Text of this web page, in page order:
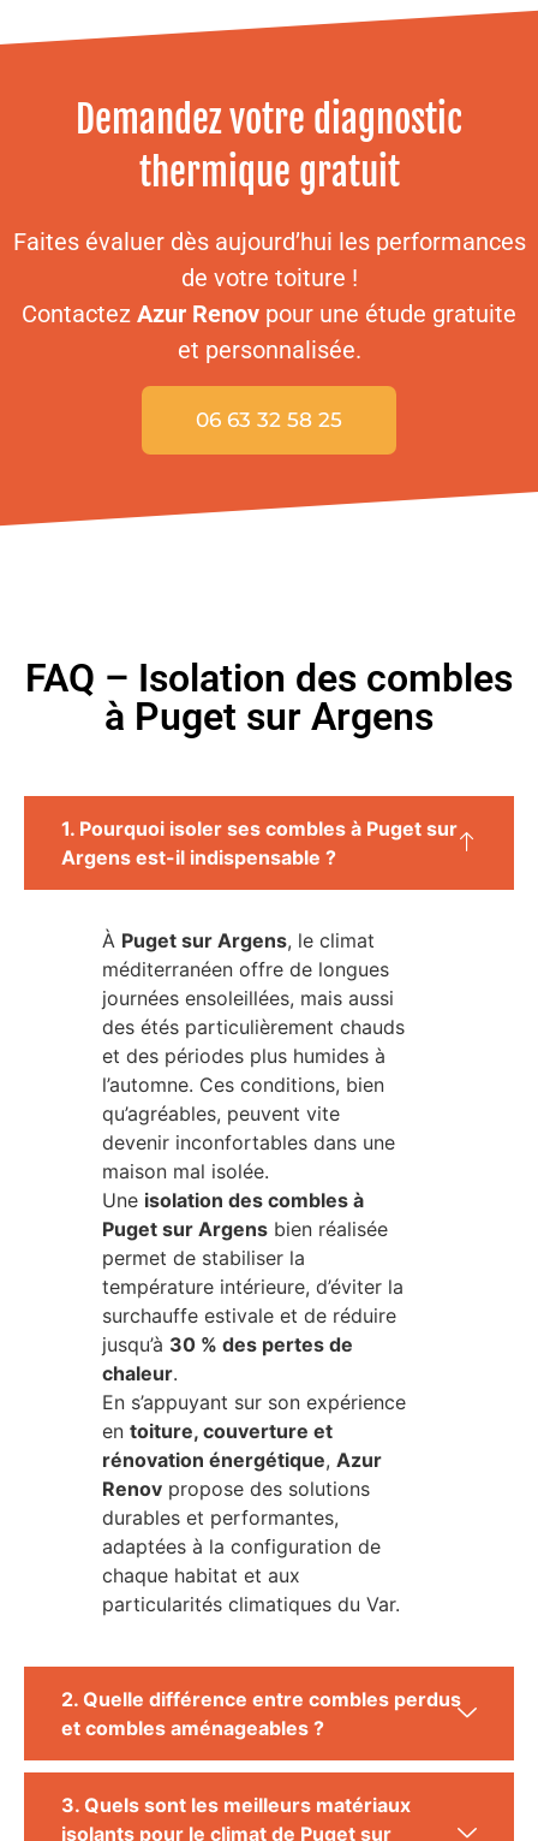
Demandez votre diagnostic
thermique gratuit
Faites évaluer dès aujourd’hui les performances
de votre toiture !
Contactez Azur Renov pour une étude gratuite
et personnalisée.
06 63 32 58 25
FAQ – Isolation des combles
à Puget sur Argens
1. Pourquoi isoler ses combles à Puget sur
Argens est-il indispensable ?
À Puget sur Argens, le climat
méditerranéen offre de longues
journées ensoleillées, mais aussi
des étés particulièrement chauds
et des périodes plus humides à
l’automne. Ces conditions, bien
qu’agréables, peuvent vite
devenir inconfortables dans une
maison mal isolée.
Une isolation des combles à
Puget sur Argens bien réalisée
permet de stabiliser la
température intérieure, d’éviter la
surchauffe estivale et de réduire
jusqu’à 30 % des pertes de
chaleur.
En s’appuyant sur son expérience
en toiture, couverture et
rénovation énergétique, Azur
Renov propose des solutions
durables et performantes,
adaptées à la configuration de
chaque habitat et aux
particularités climatiques du Var.
2. Quelle différence entre combles perdus
et combles aménageables ?
3. Quels sont les meilleurs matériaux
isolants pour le climat de Puget sur